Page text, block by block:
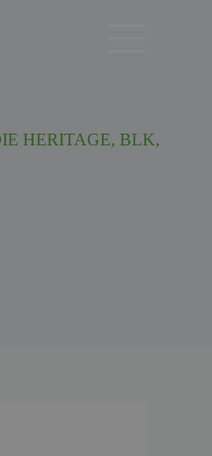
HERITAGE, BLK,